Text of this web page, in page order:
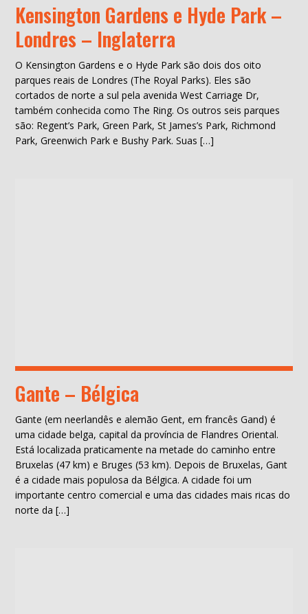
Kensington Gardens e Hyde Park –
Londres – Inglaterra
O Kensington Gardens e o Hyde Park são dois dos oito
parques reais de Londres (The Royal Parks). Eles são
cortados de norte a sul pela avenida West Carriage Dr,
também conhecida como The Ring. Os outros seis parques
são: Regent’s Park, Green Park, St James’s Park, Richmond
Park, Greenwich Park e Bushy Park. Suas […]
Gante – Bélgica
Gante (em neerlandês e alemão Gent, em francês Gand) é
uma cidade belga, capital da província de Flandres Oriental.
Está localizada praticamente na metade do caminho entre
Bruxelas (47 km) e Bruges (53 km). Depois de Bruxelas, Gant
é a cidade mais populosa da Bélgica. A cidade foi um
importante centro comercial e uma das cidades mais ricas do
norte da […]